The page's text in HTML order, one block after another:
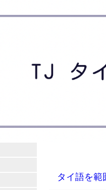
タイ語を範